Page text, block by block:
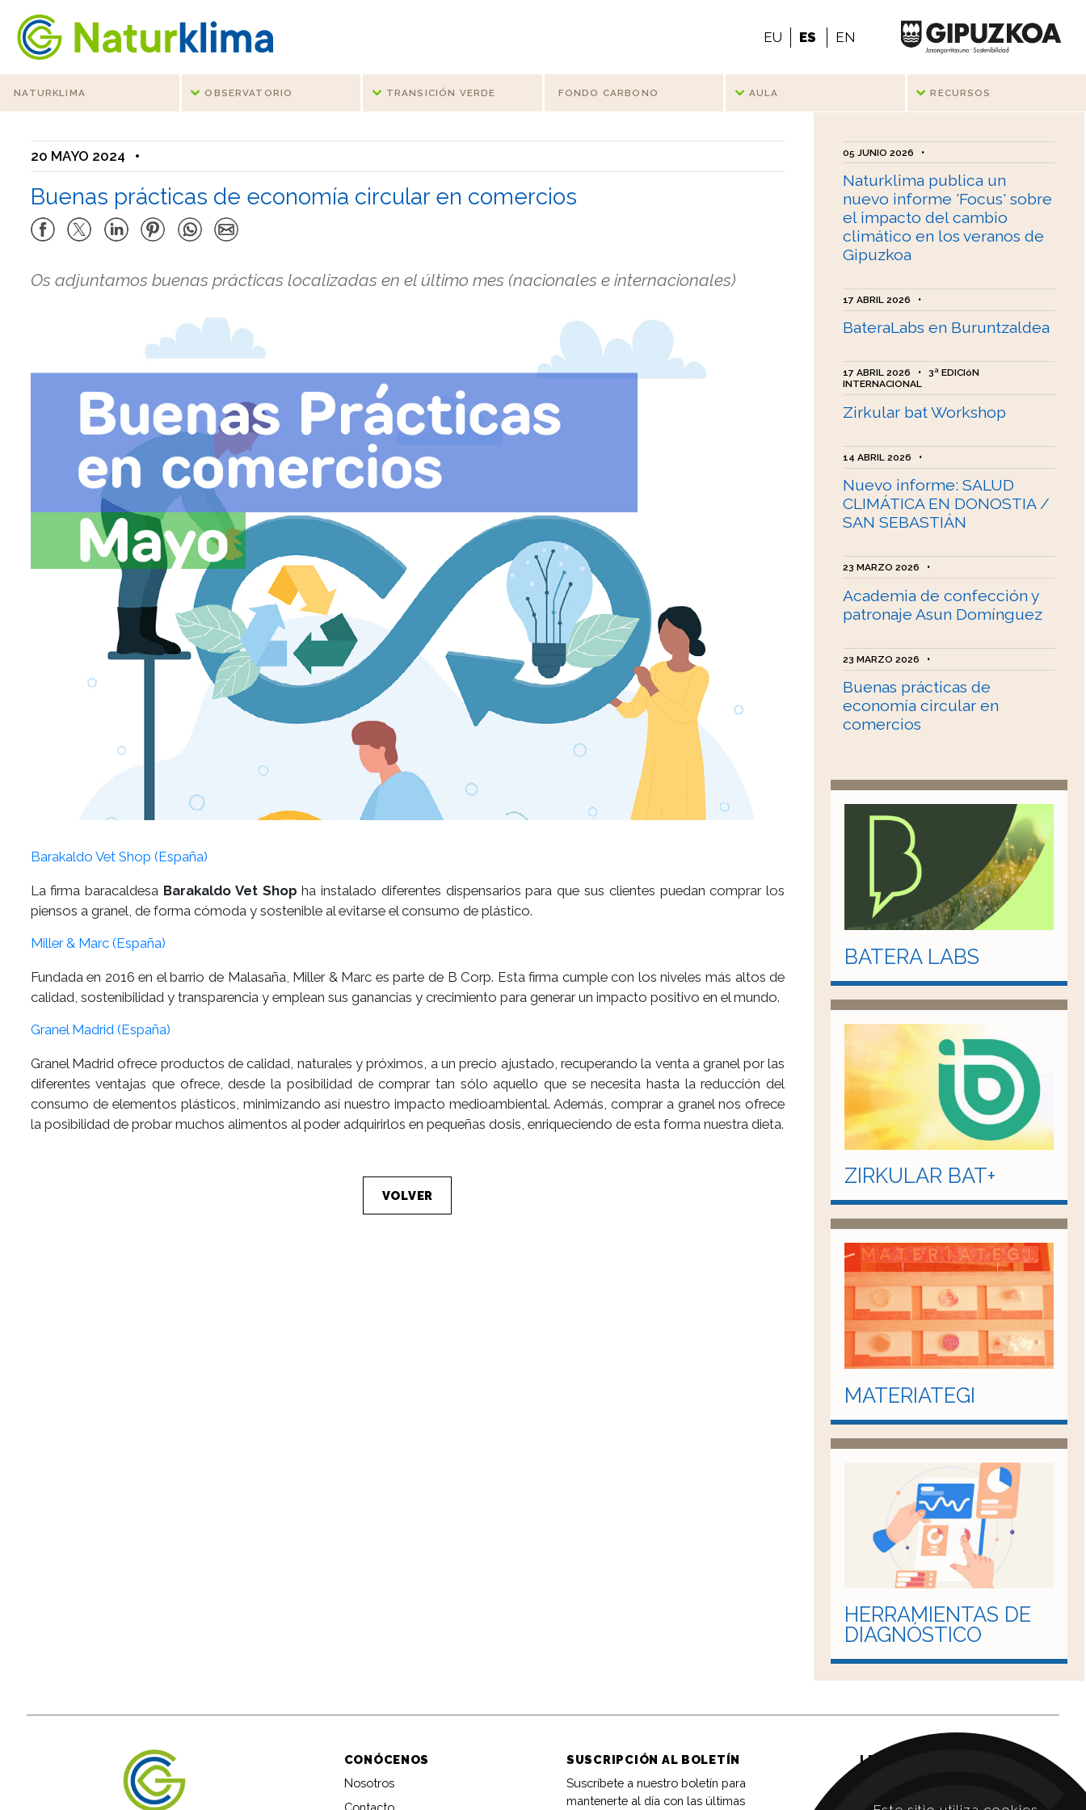
Ir al índice principal de contenidos
Ir a los contenidos
EU ES EN
NATURKLIMA OBSERVATORIO TRANSICIÓN VERDE FONDO CARBONO AULA RECURSOS
20 MAYO 2024 •
Buenas prácticas de economía circular en comercios
Os adjuntamos buenas prácticas localizadas en el último mes (nacionales e internacionales)
Barakaldo Vet Shop (España)
La firma baracaldesa Barakaldo Vet Shop ha instalado diferentes dispensarios para que sus clientes puedan comprar los
piensos a granel, de forma cómoda y sostenible al evitarse el consumo de plástico.
Miller & Marc (España)
Fundada en 2016 en el barrio de Malasaña, Miller & Marc es parte de B Corp. Esta firma cumple con los niveles más altos de
calidad, sostenibilidad y transparencia y emplean sus ganancias y crecimiento para generar un impacto positivo en el mundo.
Granel Madrid (España)
Granel Madrid ofrece productos de calidad, naturales y próximos, a un precio ajustado, recuperando la venta a granel por las
diferentes ventajas que ofrece, desde la posibilidad de comprar tan sólo aquello que se necesita hasta la reducción del
consumo de elementos plásticos, minimizando así nuestro impacto medioambiental. Además, comprar a granel nos ofrece
la posibilidad de probar muchos alimentos al poder adquirirlos en pequeñas dosis, enriqueciendo de esta forma nuestra dieta.
VOLVER
05 JUNIO 2026 •
Naturklima publica un
nuevo informe 'Focus' sobre
el impacto del cambio
climático en los veranos de
Gipuzkoa
17 ABRIL 2026 •
BateraLabs en Buruntzaldea
17 ABRIL 2026 • 3ª EDICIóN
INTERNACIONAL
Zirkular bat Workshop
14 ABRIL 2026 •
Nuevo informe: SALUD
CLIMÁTICA EN DONOSTIA /
SAN SEBASTIÁN
23 MARZO 2026 •
Academia de confección y
patronaje Asun Domínguez
23 MARZO 2026 •
Buenas prácticas de
economía circular en
comercios
BATERA LABS
ZIRKULAR BAT+
MATERIATEGI
HERRAMIENTAS DE
DIAGNÓSTICO
CONÓCENOS
Nosotros
Contacto
SUSCRIPCIÓN AL BOLETÍN
Suscríbete a nuestro boletín para
mantenerte al día con las últimas
LEGAL
Política de privacidad